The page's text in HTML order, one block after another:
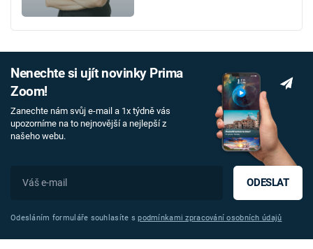
Nenechte si ujít novinky Prima
Zoom!
Zanechte nám svůj e-mail a 1x týdně vás
upozorníme na to nejnovější a nejlepší z
našeho webu.
ODESLAT
Odesláním formuláře souhlasíte spodmínkami zpracování osobních údajů